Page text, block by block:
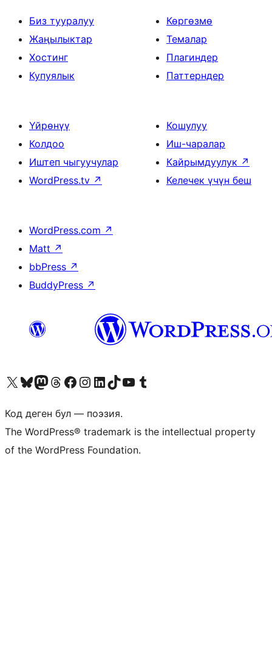
Биз тууралуу
Жаңылыктар
Хостинг
Купуялык
Көргөзмө
Темалар
Плагиндер
Паттерндер
Үйрөнүү
Колдоо
Иштеп чыгуучулар
WordPress.tv ↗
Кошулуу
Иш-чаралар
Кайрымдуулук ↗
Келечек үчүн беш
WordPress.com ↗
Matt ↗
bbPress ↗
BuddyPress ↗
Visit our X (formerly Twitter) account
Visit our Bluesky account
Биздин Mastodon түрмөгүбүзгө баш багыңыз
Visit our Threads account
Биздин Facebook баракчабызга кириңиз
Биздин Instagram баракчабызга баш багыңыз
Биздин LinkedIn баракчабызга баш багыңыз
Visit our TikTok account
Visit our YouTube channel
Visit our Tumblr account
Код деген бул — поэзия.
The WordPress® trademark is the intellectual property
of the WordPress Foundation.